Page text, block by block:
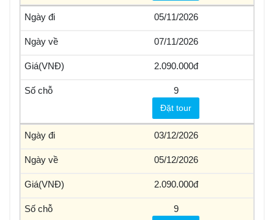
05/11/2026
07/11/2026
2.090.000
9
Đặt tour
03/12/2026
05/12/2026
2.090.000
9